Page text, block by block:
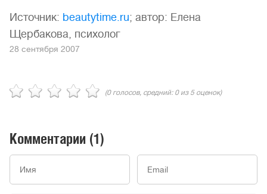
Источник: beautytime.ru; автор: Елена
Щербакова, психолог
28 сентября 2007
(0голосов, средний: 0из 5 оценок)
Комментарии (1)